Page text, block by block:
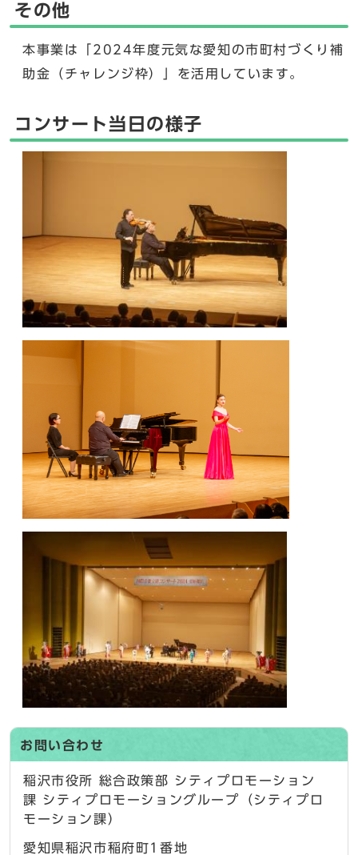
その他
本事業は「2024年度元気な愛知の市町村づくり補
助金（チャレンジ枠）」を活用しています。
コンサート当日の様子
お問い合わせ
稲沢市役所 総合政策部 シティプロモーション
課 シティプロモーショングループ（シティプロ
モーション課）
愛知県稲沢市稲府町1番地